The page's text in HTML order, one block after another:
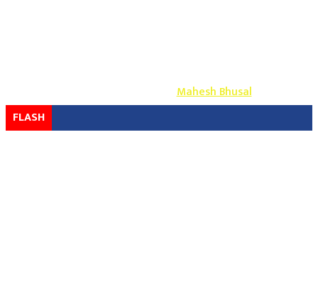
Design & Develop By-Mahesh Bhusal
FLASH